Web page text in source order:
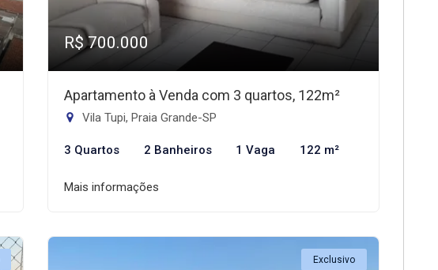
R$ 700.000
Apartamento à Venda com 3 quartos, 122m²
Vila Tupi, Praia Grande-SP
3 Quartos 2 Banheiros 1 Vaga 122 m²
Mais informações
Exclusivo